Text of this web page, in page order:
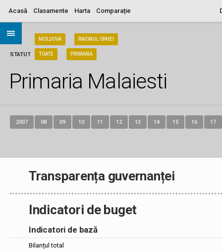
Acasă Clasamente Harta Comparație
STATUT
MOLDOVA RAIONUL ORHEI
TOATE PRIMARIA
Primaria Malaiesti
2007 08 09 10 11 12 13 14 15 16 17
Transparența guvernanței
Indicatori de buget
Indicatori de bază
Bilanțul total